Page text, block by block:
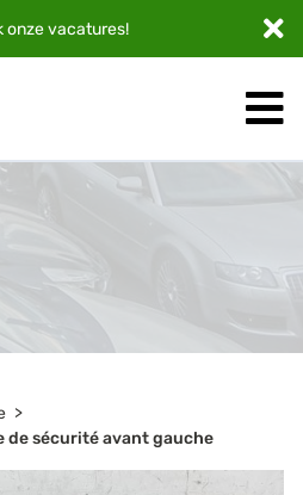
onzevacatures!
de sécurité avant gauche